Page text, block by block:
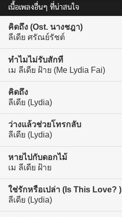
เนื้อเพลงอื่นๆ ที่น่าสนใจ
คิดถึง (Ost. นางชฎา)
ลีเดีย ศรัณย์รัชต์
ทำไมไม่รับสักที
เม ลีเดีย ฝ้าย (Me Lydia Fai)
คิดถึง
ลีเดีย (Lydia)
ว่างแล้วช่วยโทรกลับ
ลีเดีย (Lydia)
หายไปกับดอกไม้
เม ลีเดีย ฝ้าย
ใช่รักหรือเปล่า (Is This Love? )
ลีเดีย (Lydia)